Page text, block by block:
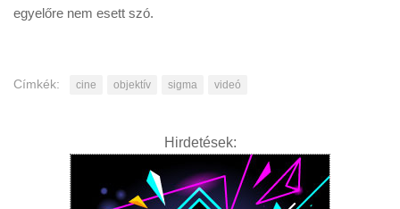
egyelőre nem esett szó.
Címkék: cine objektív sigma videó
Hirdetések: